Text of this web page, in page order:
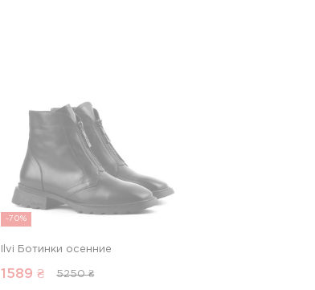
-70%
Ilvi Ботинки осенние
1589 ₴ 5250 ₴